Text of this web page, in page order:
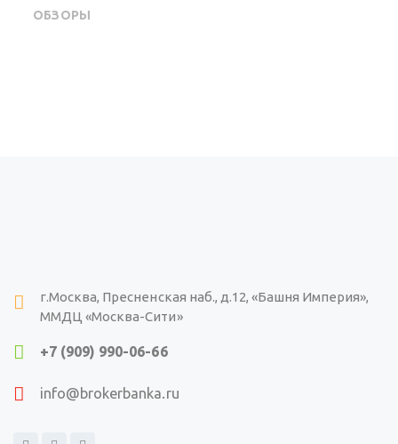
ОБЗОРЫ
г.Москва, Пресненская наб., д.12, «Башня Империя»,
ММДЦ «Москва-Сити»
+7 (909) 990-06-66
info@brokerbanka.ru